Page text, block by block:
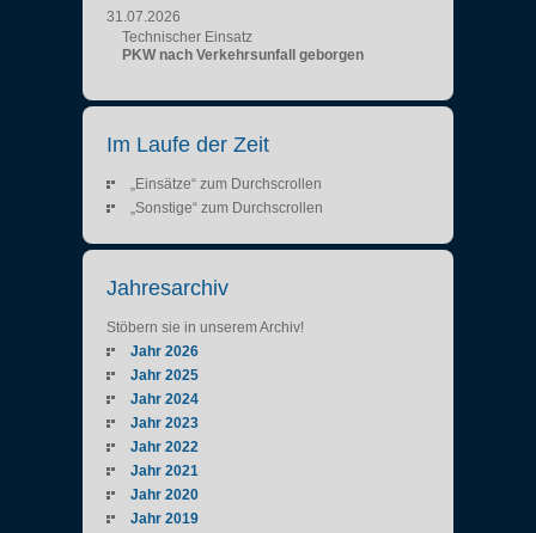
31.07.2026
Technischer Einsatz
PKW nach Verkehrsunfall geborgen
Im Laufe der Zeit
„Einsätze“ zum Durchscrollen
„Sonstige“ zum Durchscrollen
Jahresarchiv
Stöbern sie in unserem Archiv!
Jahr 2026
Jahr 2025
Jahr 2024
Jahr 2023
Jahr 2022
Jahr 2021
Jahr 2020
Jahr 2019